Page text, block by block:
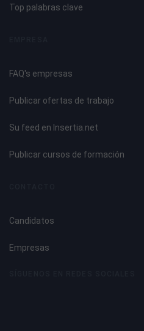
Top palabras clave
FAQ's empresas
Publicar ofertas de trabajo
Su feed en Insertia.net
Publicar cursos de formación
Candidatos
Empresas